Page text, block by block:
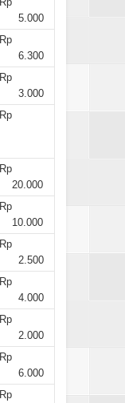
5.000
Rp
6.300
Rp
3.000
Rp
Rp
20.000
Rp
10.000
Rp
2.500
Rp
4.000
Rp
2.000
Rp
6.000
Rp